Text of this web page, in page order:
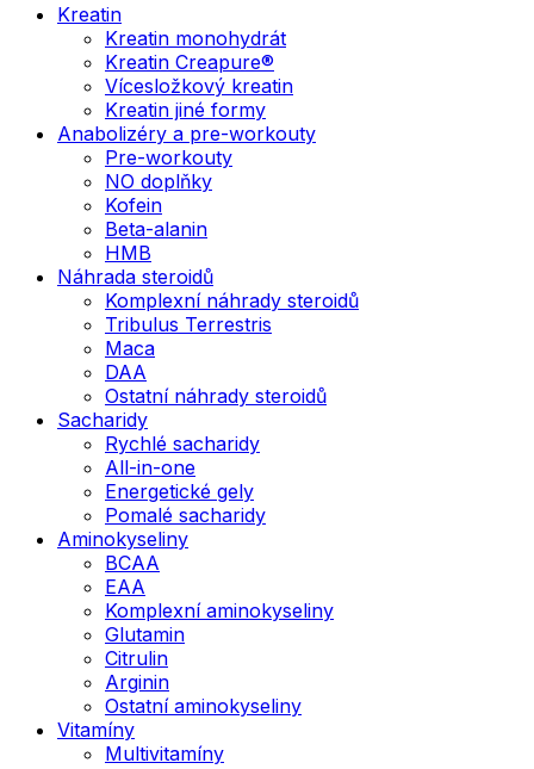
Kreatin
Kreatin monohydrát
Kreatin Creapure®
Vícesložkový kreatin
Kreatin jiné formy
Anabolizéry a pre-workouty
Pre-workouty
NO doplňky
Kofein
Beta-alanin
HMB
Náhrada steroidů
Komplexní náhrady steroidů
Tribulus Terrestris
Maca
DAA
Ostatní náhrady steroidů
Sacharidy
Rychlé sacharidy
All-in-one
Energetické gely
Pomalé sacharidy
Aminokyseliny
BCAA
EAA
Komplexní aminokyseliny
Glutamin
Citrulin
Arginin
Ostatní aminokyseliny
Vitamíny
Multivitamíny